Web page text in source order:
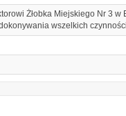
Żłobka Miejskiego Nr 3 w
wszelkich